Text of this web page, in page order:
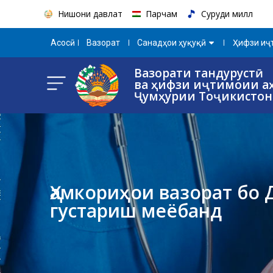
Нишони давлатӣ Парчам Суруди миллӣ
Aсосӣ Вазорат Санадҳои ҳуқуқӣ Ҳифзи
Вазорати тандурустӣ
ва ҳифзи иҷтимоии
Ҷумҳурии Тоҷикистон
Ҳамкориҳои вазорат
густариш меёбанд